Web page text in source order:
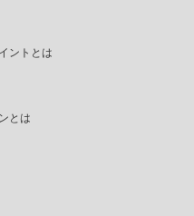
ントとは
とは